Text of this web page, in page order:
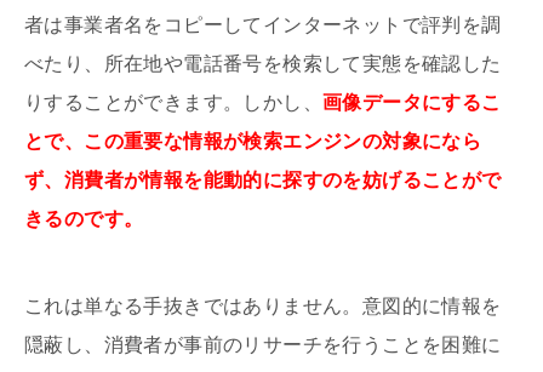
者は事業者名をコピーしてインターネットで評判を調
べたり、所在地や電話番号を検索して実態を確認した
りすることができます。しかし、 画像データにするこ
とで、この重要な情報が検索エンジンの対象になら
ず、消費者が情報を能動的に探すのを妨げることがで
きるのです。
これは単なる手抜きではありません。意図的に情報を
隠蔽し、消費者が事前のリサーチを行うことを困難に